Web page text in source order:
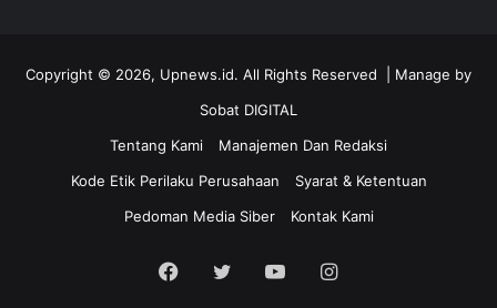
Copyright © 2026, Upnews.id. All Rights Reserved | Manage by
Sobat DIGITAL
Tentang Kami
Manajemen Dan Redaksi
Kode Etik Perilaku Perusahaan
Syarat & Ketentuan
Pedoman Media Siber
Kontak Kami
Facebook
Twitter YouTubeInstagram